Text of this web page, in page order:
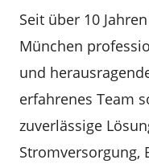
Seit über 10
München
und
erfahrenes Team
zuverlässige
Stromversorgung,